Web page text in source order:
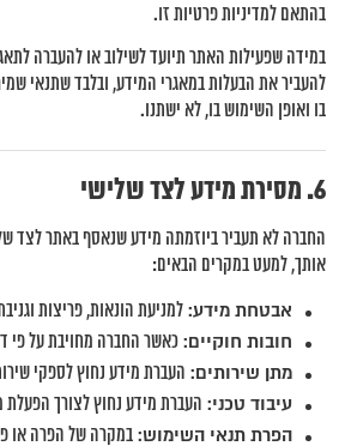
בהתאם למדיניות פרטיות זו.
במידה שפעילות האתר תיועד לשילוב או להעברה
להעביר את הבעלות במאגרי המידע, ובלבד שתנאי
בו ואופן השימוש בו, לא ישתנו.
מסירת מידע לצד שלישי
החברה לא תעביר ביוזמתה מידע שנאסף באתר לצד
אותך, למעט במקרים הבאים:
אבטחת מידע: למניעת הונאות, פריצות
חובות חוקיים: כאשר החברה מחויבת על פי
מתן שירותים: העברת מידע נחוץ לספקי
עיבוד טכני: העברת מידע נחוץ לצורך הפעלת
הפרת תנאי השימוש: במקרה של הפרה או